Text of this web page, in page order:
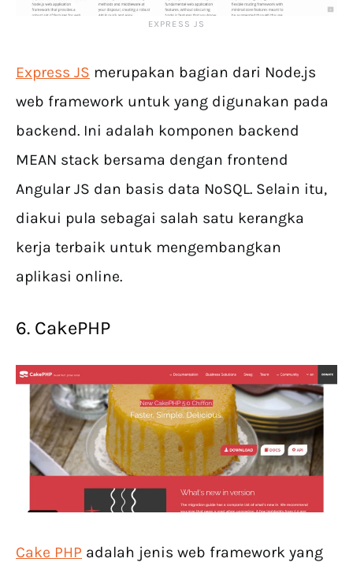
EXPRESS JS
Express JS merupakan bagian dari Node.js
web framework untuk yang digunakan pada
backend. Ini adalah komponen backend
MEAN stack bersama dengan frontend
Angular JS dan basis data NoSQL. Selain itu,
diakui pula sebagai salah satu kerangka
kerja terbaik untuk mengembangkan
aplikasi online.
6. CakePHP
Cake PHP adalah jenis web framework yang